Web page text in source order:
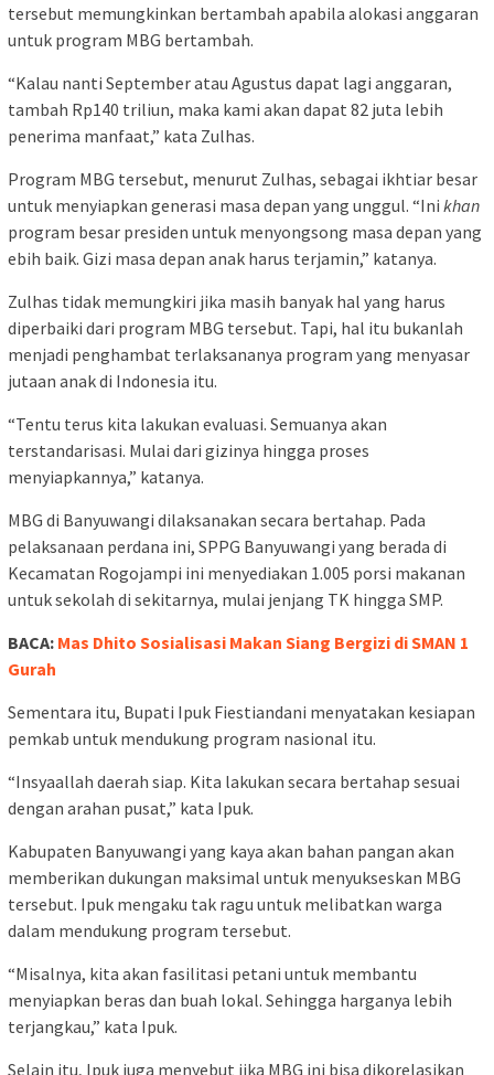
tersebut memungkinkan bertambah apabila alokasi anggaran
untuk program MBG bertambah.
“Kalau nanti September atau Agustus dapat lagi anggaran,
tambah Rp140 triliun, maka kami akan dapat 82 juta lebih
penerima manfaat,” kata Zulhas.
Program MBG tersebut, menurut Zulhas, sebagai ikhtiar besar
untuk menyiapkan generasi masa depan yang unggul. “Ini khan
program besar presiden untuk menyongsong masa depan yang
ebih baik. Gizi masa depan anak harus terjamin,” katanya.
Zulhas tidak memungkiri jika masih banyak hal yang harus
diperbaiki dari program MBG tersebut. Tapi, hal itu bukanlah
menjadi penghambat terlaksananya program yang menyasar
jutaan anak di Indonesia itu.
“Tentu terus kita lakukan evaluasi. Semuanya akan
terstandarisasi. Mulai dari gizinya hingga proses
menyiapkannya,” katanya.
MBG di Banyuwangi dilaksanakan secara bertahap. Pada
pelaksanaan perdana ini, SPPG Banyuwangi yang berada di
Kecamatan Rogojampi ini menyediakan 1.005 porsi makanan
untuk sekolah di sekitarnya, mulai jenjang TK hingga SMP.
BACA: Mas Dhito Sosialisasi Makan Siang Bergizi di SMAN 1
Gurah
Sementara itu, Bupati Ipuk Fiestiandani menyatakan kesiapan
pemkab untuk mendukung program nasional itu.
“Insyaallah daerah siap. Kita lakukan secara bertahap sesuai
dengan arahan pusat,” kata Ipuk.
Kabupaten Banyuwangi yang kaya akan bahan pangan akan
memberikan dukungan maksimal untuk menyukseskan MBG
tersebut. Ipuk mengaku tak ragu untuk melibatkan warga
dalam mendukung program tersebut.
“Misalnya, kita akan fasilitasi petani untuk membantu
menyiapkan beras dan buah lokal. Sehingga harganya lebih
terjangkau,” kata Ipuk.
Selain itu, Ipuk juga menyebut jika MBG ini bisa dikorelasikan